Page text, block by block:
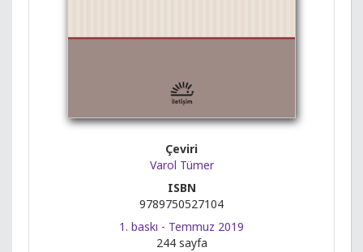
Çeviri
Varol Tümer
ISBN
9789750527104
1. baskı - Temmuz 2019
244 sayfa